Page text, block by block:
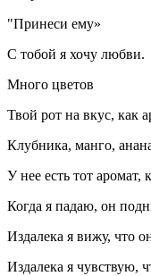
"Принеси ему»
С тобой я хочу любви.
Много цветов
Твой рот на вкус, как
Клубника, манго,
У нее есть тот
Когда я падаю, он
Издалека я вижу, что
Издалека я чувствую,